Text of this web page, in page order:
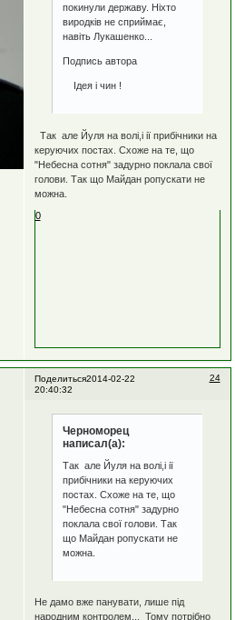
покинули державу. Ніхто
виродків не сприймає,
навіть Лукашенко...
Подпись автора
Ідея і чин !
Так але Йуля на волі,і ії прибічники на
керуючих постах. Схоже на те, що
"Небесна сотня" задурно поклала свої
голови. Так що Майдан ропускати не
можна.
0
Поделиться 24
2014-02-22
20:40:32
Черноморец
написал(а):
Так але Йуля на волі,і ії
прибічники на керуючих
постах. Схоже на те, що
"Небесна сотня" задурно
поклала свої голови. Так
що Майдан ропускати не
можна.
Не дамо вже панувати, лише під
народним контролем... Тому потрібно